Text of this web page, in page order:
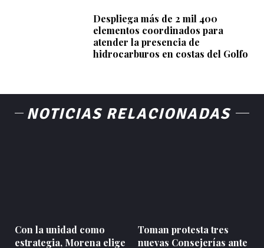
Despliega más de 2 mil 400
elementos coordinados para
atender la presencia de
hidrocarburos en costas del Golfo
NOTICIAS RELACIONADAS
Con la unidad como
estrategia, Morena elige
Toman protesta tres
nuevas Consejerías ante